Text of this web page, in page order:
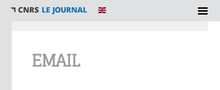
EMAIL